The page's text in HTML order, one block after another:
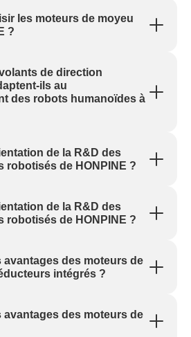
les moteurs de moyeu
?
de direction
ils au
des robots humanoïdes à
de la R&D des
robotisés de HONPINE ?
de la R&D des
robotisés de HONPINE ?
avantages des moteurs de
intégrés ?
avantages des moteurs de